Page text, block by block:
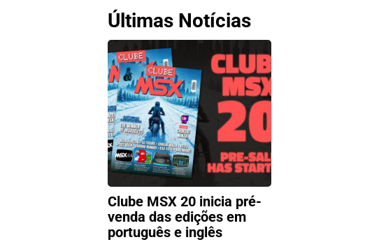
Últimas Notícias
Clube MSX 20 inicia pré-
venda das edições em
português e inglês